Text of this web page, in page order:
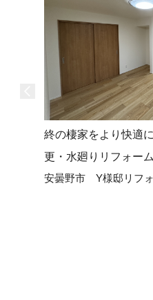
終の棲家をより快適
更・水廻りリフォーム
安曇野市 Y様邸リフ